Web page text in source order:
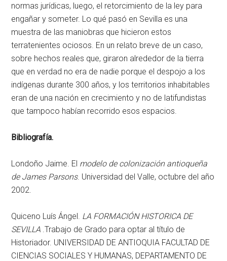
normas jurídicas, luego, el retorcimiento de la ley para
engañar y someter. Lo qué pasó en Sevilla es una
muestra de las maniobras que hicieron estos
terratenientes ociosos. En un relato breve de un caso,
sobre hechos reales que, giraron alrededor de la tierra
que en verdad no era de nadie porque el despojo a los
indígenas durante 300 años, y los territorios inhabitables
eran de una nación en crecimiento y no de latifundistas
que tampoco habían recorrido esos espacios.
Bibliografía.
Londoño Jaime. El modelo de colonización antioqueña
de James Parsons. Universidad del Valle, octubre del año
2002.
Quiceno Luís Ángel. LA FORMACIÓN HISTORICA DE
SEVILLA .Trabajo de Grado para optar al título de
Historiador. UNIVERSIDAD DE ANTIOQUIA FACULTAD DE
CIENCIAS SOCIALES Y HUMANAS, DEPARTAMENTO DE